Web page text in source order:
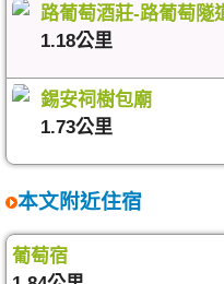
路葡萄酒莊-路葡萄隧
1.18公里
錫安祠樹包廟
1.73公里
本文附近住宿
葡萄宿